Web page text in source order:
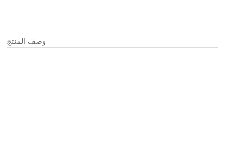
وصف المنتج